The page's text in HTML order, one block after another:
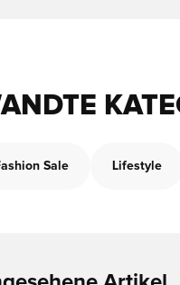
Sale Lifestyle